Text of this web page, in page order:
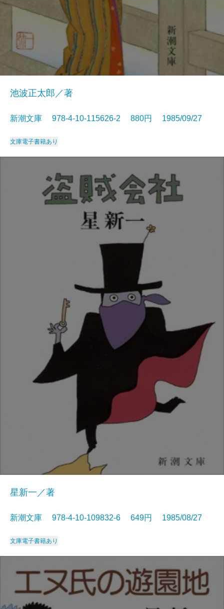
池波正太郎／著
新潮文庫 978-4-10-115626-2 880円 1985/09/27
文庫電子書籍あり
星新一／著
新潮文庫 978-4-10-109832-6 649円 1985/08/27
文庫電子書籍あり